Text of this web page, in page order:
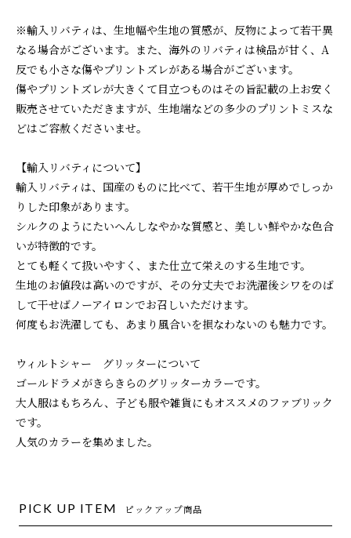
※輸入リバティは、生地幅や生地の質感が、反物によって若干異
なる場合がございます。また、海外のリバティは検品が甘く、A
反でも小さな傷やプリントズレがある場合がございます。
傷やプリントズレが大きくて目立つものはその旨記載の上お安く
販売させていただきますが、生地端などの多少のプリントミスな
どはご容赦くださいませ。
【輸入リバティについて】
輸入リバティは、国産のものに比べて、若干生地が厚めでしっか
りした印象があります。
シルクのようにたいへんしなやかな質感と、美しい鮮やかな色合
いが特徴的です。
とても軽くて扱いやすく、また仕立て栄えのする生地です。
生地のお値段は高いのですが、その分丈夫でお洗濯後シワをのば
して干せばノーアイロンでお召しいただけます。
何度もお洗濯しても、あまり風合いを損なわないのも魅力です。
ウィルトシャー グリッターについて
ゴールドラメがきらきらのグリッターカラーです。
大人服はもちろん、子ども服や雑貨にもオススメのファブリック
です。
人気のカラーを集めました。
PICK UP ITEM ピックアップ商品